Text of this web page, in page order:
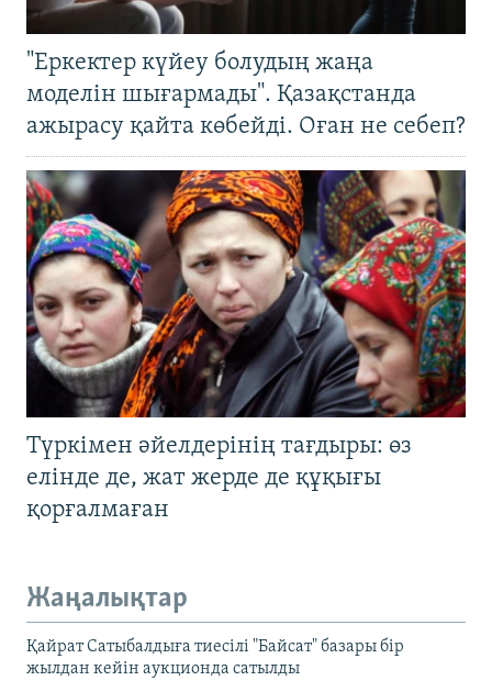
"Еркектер күйеу болудың жаңа
моделін шығармады". Қазақстанда
ажырасу қайта көбейді. Оған не себеп?
Түркімен әйелдерінің тағдыры: өз
елінде де, жат жерде де құқығы
қорғалмаған
Жаңалықтар
Қайрат Сатыбалдыға тиесілі "Байсат" базары бір
жылдан кейін аукционда сатылды